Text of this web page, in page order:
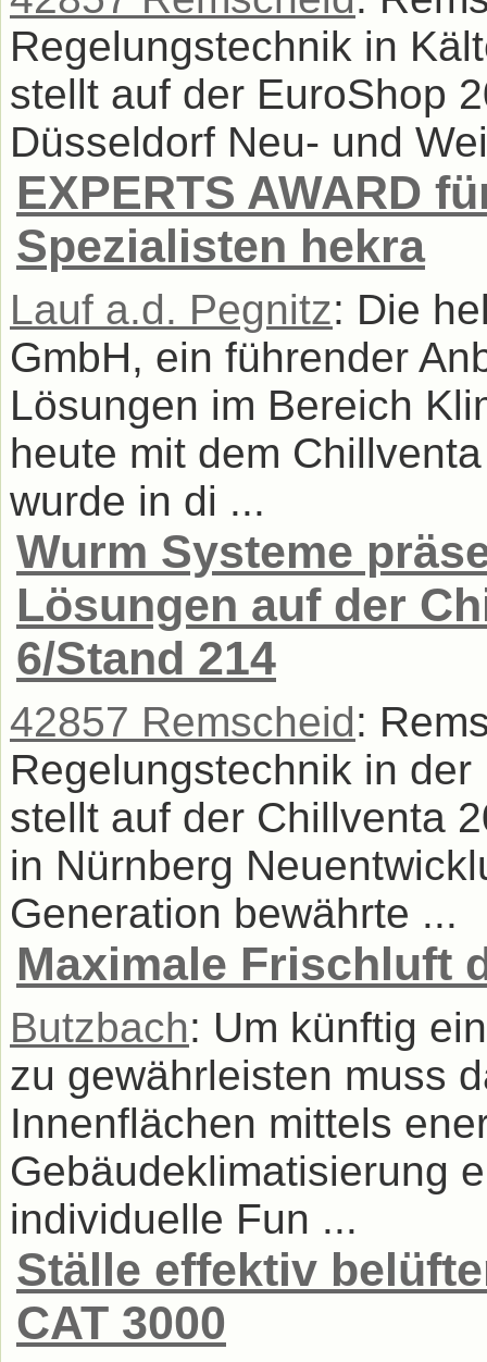
Regelungstechnik in
stellt auf der EuroShop
Düsseldorf Neu- und
EXPERTS AWARD
Spezialisten hekra
Lauf a.d. Pegnitz: Die
GmbH, ein führender
Lösungen im Bereich
heute mit dem
wurde in di ...
Wurm Systeme
Lösungen auf der
6/Stand 214
42857 Remscheid:
Regelungstechnik in
stellt auf der Chillventa
in Nürnberg
Generation bewährte ...
Maximale Frischluft
Butzbach: Um künftig
zu gewährleisten muss
Innenflächen mittels
Gebäudeklimatisierung
individuelle Fun ...
Ställe effektiv
CAT 3000